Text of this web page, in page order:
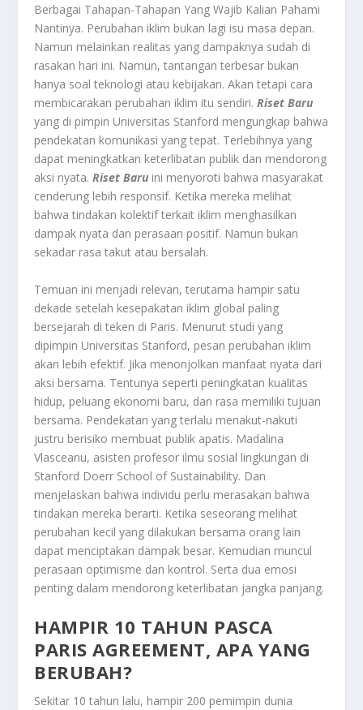
Berbagai Tahapan-Tahapan Yang Wajib Kalian Pahami
Nantinya. Perubahan iklim bukan lagi isu masa depan.
Namun melainkan realitas yang dampaknya sudah di
rasakan hari ini. Namun, tantangan terbesar bukan
hanya soal teknologi atau kebijakan. Akan tetapi cara
membicarakan perubahan iklim itu sendiri.Riset Baru
yang di pimpin Universitas Stanford mengungkap bahwa
pendekatan komunikasi yang tepat. Terlebihnya yang
dapat meningkatkan keterlibatan publik dan mendorong
aksi nyata.Riset Baru ini menyoroti bahwa masyarakat
cenderung lebih responsif. Ketika mereka melihat
bahwa tindakan kolektif terkait iklim menghasilkan
dampak nyata dan perasaan positif. Namun bukan
sekadar rasa takut atau bersalah.
Temuan ini menjadi relevan, terutama hampir satu
dekade setelah kesepakatan iklim global paling
bersejarah di teken di Paris. Menurut studi yang
dipimpin Universitas Stanford, pesan perubahan iklim
akan lebih efektif. Jika menonjolkan manfaat nyata dari
aksi bersama. Tentunya seperti peningkatan kualitas
hidup, peluang ekonomi baru, dan rasa memiliki tujuan
bersama. Pendekatan yang terlalu menakut-nakuti
justru berisiko membuat publik apatis. Madalina
Vlasceanu, asisten profesor ilmu sosial lingkungan di
Stanford Doerr School of Sustainability. Dan
menjelaskan bahwa individu perlu merasakan bahwa
tindakan mereka berarti. Ketika seseorang melihat
perubahan kecil yang dilakukan bersama orang lain
dapat menciptakan dampak besar. Kemudian muncul
perasaan optimisme dan kontrol. Serta dua emosi
penting dalam mendorong keterlibatan jangka panjang.
HAMPIR 10 TAHUN PASCA
PARIS AGREEMENT, APA YANG
BERUBAH?
Sekitar 10 tahun lalu, hampir 200 pemimpin dunia